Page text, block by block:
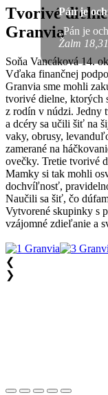
Pán je
„Pán je
Žalm 18,31
Tvorivé
Granvia
Soňa Vancáková 14.
Vďaka finančnej
Granvia sme mohli
tvorivé dielne, ktorých
z rodín v núdzi. Jedny
a dcéry sa učili šiť na
vaky, obrusy,
zamerané na
ovečky. Tretie tvorivé
Mamky si tak mohli
dochvíľnosť,
Naučili sa šiť, čo
Vytvorené skupinky s
vzájomné zdieľanie a
❮
❯